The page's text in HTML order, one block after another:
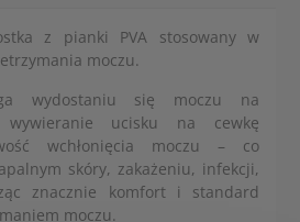
z pianki PVA stosowany w
moczu.
wydostaniu się moczu na
wywieranie ucisku na cewkę
wchłonięcia moczu – co
skóry, zakażeniu, infekcji,
znacznie komfort i standard
moczu.